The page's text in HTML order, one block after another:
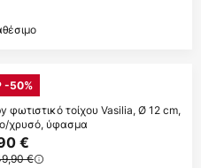
-50%
φωτιστικό τοίχου Vasilia, Ø 12 cm,
χρυσό, ύφασμα
€
€